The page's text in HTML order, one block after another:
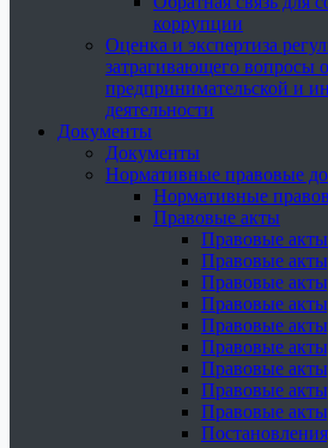
коррупции
Оценка и экспертиза
затрагивающего вопросы
предпринимательской и
деятельности
Документы
Документы
Нормативные правовые
Нормативные
Правовые акты
Правовые акты
Правовые
Правовые
Правовые
Правовые
Правовые
Правовые
Правовые
Правовые